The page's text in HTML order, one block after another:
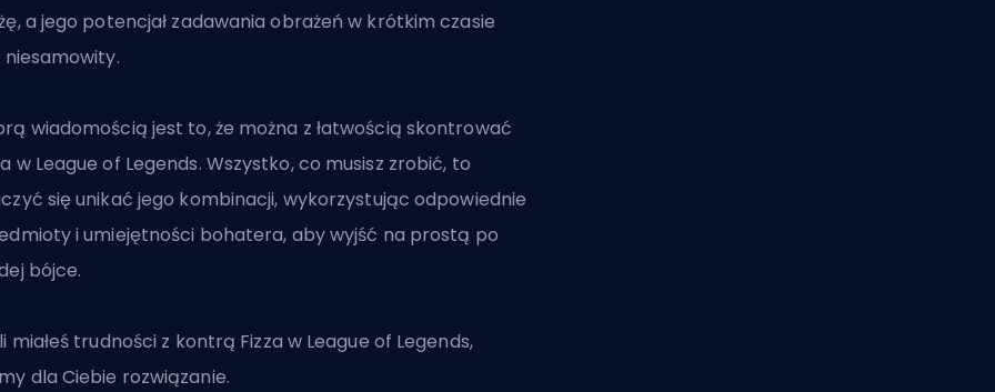
a jego potencjał zadawania obrażeń w krótkim czasie
niesamowity.
wiadomością jest to, że można z łatwością skontrować
w League of Legends. Wszystko, co musisz zrobić, to
się unikać jego kombinacji, wykorzystując odpowiednie
i umiejętności bohatera, aby wyjść na prostą po
bójce.
miałeś trudności z kontrą Fizza w League of Legends,
dla Ciebie rozwiązanie.